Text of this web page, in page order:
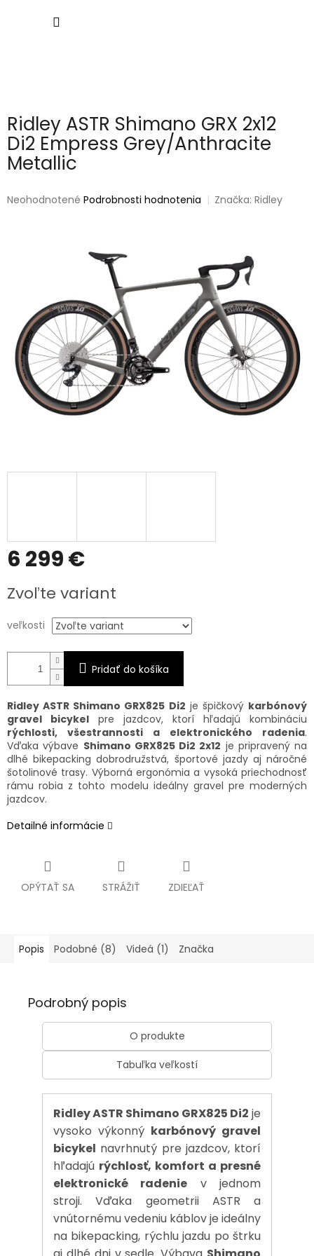
Ridley ASTR Shimano GRX 2x12
Di2 Empress Grey/Anthracite
Metallic
Priemerné
Neohodnotené Podrobnosti hodnotenia Značka:Ridley
6 299 €
cena:
Zvoľte variant
veľkosti
Pridať do košíka
Ridley ASTR Shimano GRX825 Di2 je špičkový karbónový
gravel bicykel pre jazdcov, ktorí hľadajú kombináciu
rýchlosti, všestrannosti a elektronického radenia.
Vďaka výbave Shimano GRX825 Di2 2x12 je pripravený na
dlhé bikepacking dobrodružstvá, športové jazdy aj náročné
šotolinové trasy. Výborná ergonómia a vysoká priechodnosť
rámu robia z tohto modelu ideálny gravel pre moderných
jazdcov.
Detailné informácie
OPÝTAŤ SA STRÁŽIŤ ZDIEĽAŤ
Popis Podobné (8) Videá (1) Značka
Podrobný popis
O produkte
Tabuľka veľkostí
Ridley ASTR Shimano GRX825 Di2 je
vysoko výkonný karbónový gravel
bicykel navrhnutý pre jazdcov, ktorí
hľadajú rýchlosť, komfort a presné
elektronické radenie v jednom
stroji. Vďaka geometrii ASTR a
vnútornému vedeniu káblov je ideálny
na bikepacking, rýchlu jazdu po štrku